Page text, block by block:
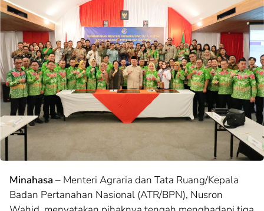
Minahasa – Menteri Agraria dan Tata Ruang/Kepala
Badan Pertanahan Nasional (ATR/BPN), Nusron